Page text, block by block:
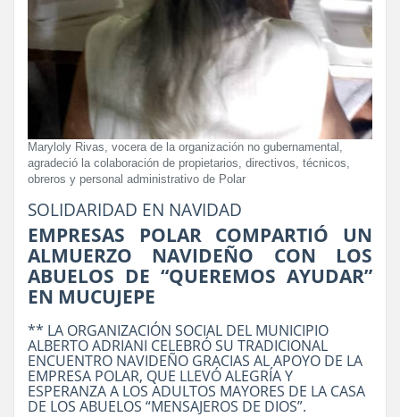
Maryloly Rivas, vocera de la organización no gubernamental,
agradeció la colaboración de propietarios, directivos, técnicos,
obreros y personal administrativo de Polar
SOLIDARIDAD EN NAVIDAD
EMPRESAS POLAR COMPARTIÓ UN
ALMUERZO NAVIDEÑO CON LOS
ABUELOS DE “QUEREMOS AYUDAR”
EN MUCUJEPE
** LA ORGANIZACIÓN SOCIAL DEL MUNICIPIO
ALBERTO ADRIANI CELEBRÓ SU TRADICIONAL
ENCUENTRO NAVIDEÑO GRACIAS AL APOYO DE LA
EMPRESA POLAR, QUE LLEVÓ ALEGRÍA Y
ESPERANZA A LOS ADULTOS MAYORES DE LA CASA
DE LOS ABUELOS “MENSAJEROS DE DIOS”.